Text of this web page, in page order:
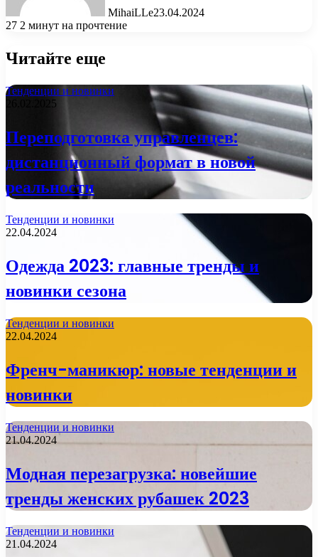
MihaiLLe23.04.2024
27 2 минут на прочтение
Читайте еще
Тенденции и новинки
26.02.2025
Переподготовка управленцев:
дистанционный формат в новой
реальности
Тенденции и новинки
22.04.2024
Одежда 2023: главные тренды и
новинки сезона
Тенденции и новинки
22.04.2024
Френч-маникюр: новые тенденции и
новинки
Тенденции и новинки
21.04.2024
Модная перезагрузка: новейшие
тренды женских рубашек 2023
Тенденции и новинки
21.04.2024